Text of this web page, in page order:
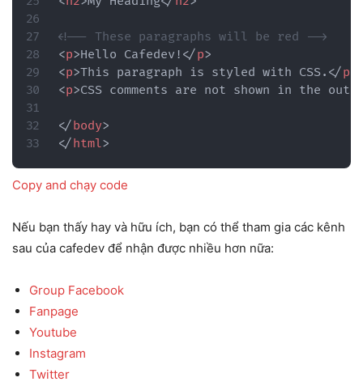
<!-- These paragraphs will be red -->
<p>Hello Cafedev! </p>
<p>This paragraph is styled with CSS. </p
<p>CSS comments are not shown in the
</body>
</html>
Copy and chạy code
Nếu bạn thấy hay và hữu ích, bạn có thể tham gia các kênh
sau của cafedev để nhận được nhiều hơn nữa:
Group Facebook
Fanpage
Youtube
Instagram
Twitter